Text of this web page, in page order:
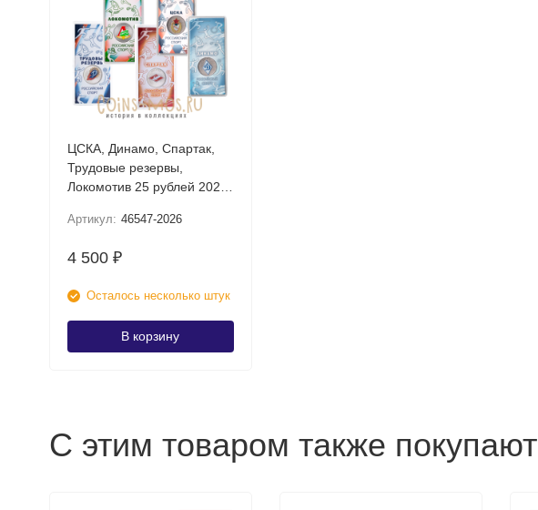
ЦСКА, Динамо, Спартак,
Трудовые резервы,
Локомотив 25 рублей 2026
Набор цветных монет в
Артикул: 46547-2026
4 500 ₽
Осталось несколько штук
В корзину
С этим товаром также покупают